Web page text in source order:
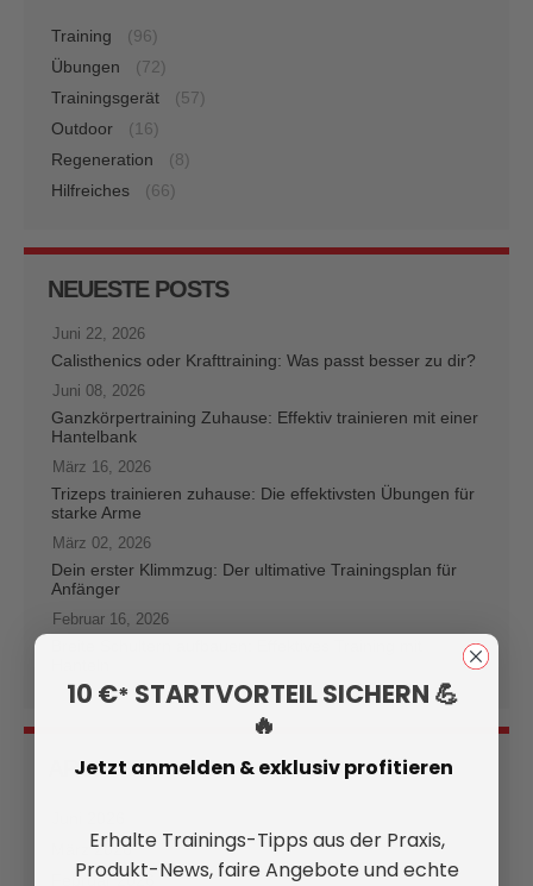
Training
(96)
Übungen
(72)
Trainingsgerät
(57)
Outdoor
(16)
Regeneration
(8)
Hilfreiches
(66)
NEUESTE POSTS
Juni 22, 2026
Calisthenics oder Krafttraining: Was passt besser zu dir?
Juni 08, 2026
Ganzkörpertraining Zuhause: Effektiv trainieren mit einer
Hantelbank
März 16, 2026
Trizeps trainieren zuhause: Die effektivsten Übungen für
starke Arme
März 02, 2026
Dein erster Klimmzug: Der ultimative Trainingsplan für
Anfänger
Februar 16, 2026
ARCHIV
März 2026
Februar 2026
10 €* STARTVORTEIL SICHERN 💪
🔥
Jetzt anmelden & exklusiv profitieren
Erhalte Trainings-Tipps aus der Praxis,
Produkt-News, faire Angebote und echte